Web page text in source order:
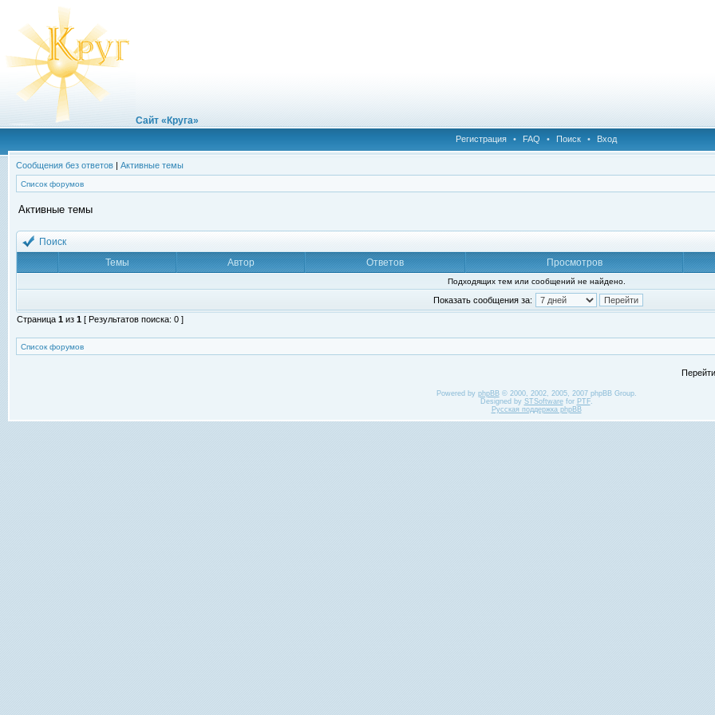
Сайт «Круга»
Регистрация • FAQ • Поиск • Вход
Сообщения без ответов | Активные темы
Список форумов
Активные темы
Поиск
Темы
Автор Ответов Просмотров
Подходящих тем или сообщений не найдено.
Показать сообщения за:
Страница 1 из 1 [ Результатов поиска: 0 ]
Список форумов
Powered by phpBB© 2000, 2002, 2005, 2007 phpBB Group.
Designed by STSoftwarefor PTF.
Русская поддержка phpBB